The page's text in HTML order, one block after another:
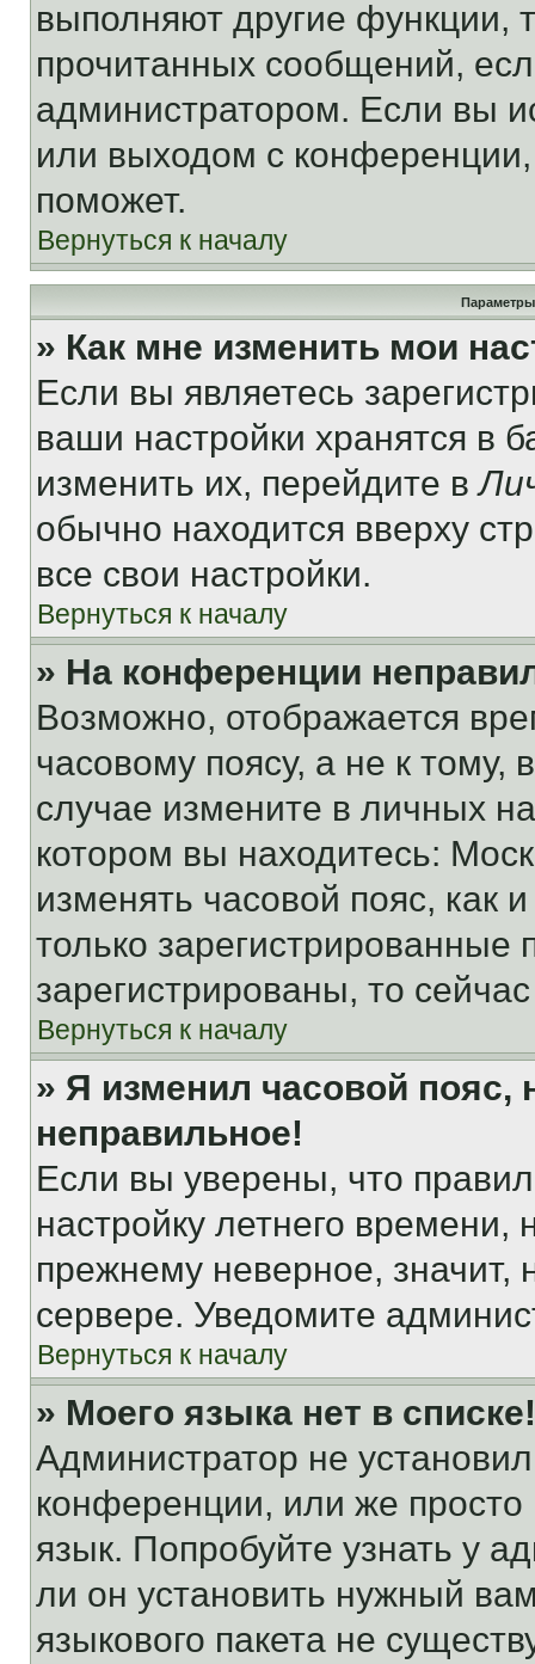
выполняют другие функции,
прочитанных сообщений,
администратором. Если вы
или выходом с
поможет.
Вернуться к началу
Параметры
» Как мне изменить мои
Если вы являетесь
ваши настройки хранятся в
изменить их, перейдите в
обычно находится вверху
все свои настройки.
Вернуться к началу
» На конференции
Возможно, отображается
часовому поясу, а не к тому,
случае измените в личных
котором вы находитесь:
изменять часовой пояс, как
только
зарегистрированы, то
Вернуться к началу
» Я изменил часовой пояс,
неправильное!
Если вы уверены, что
настройку летнего
прежнему неверное, значит,
сервере. Уведомите
Вернуться к началу
» Моего языка нет в списке!
Администратор не
конференции, или же
язык. Попробуйте узнать у
ли он установить нужный
языкового пакета не